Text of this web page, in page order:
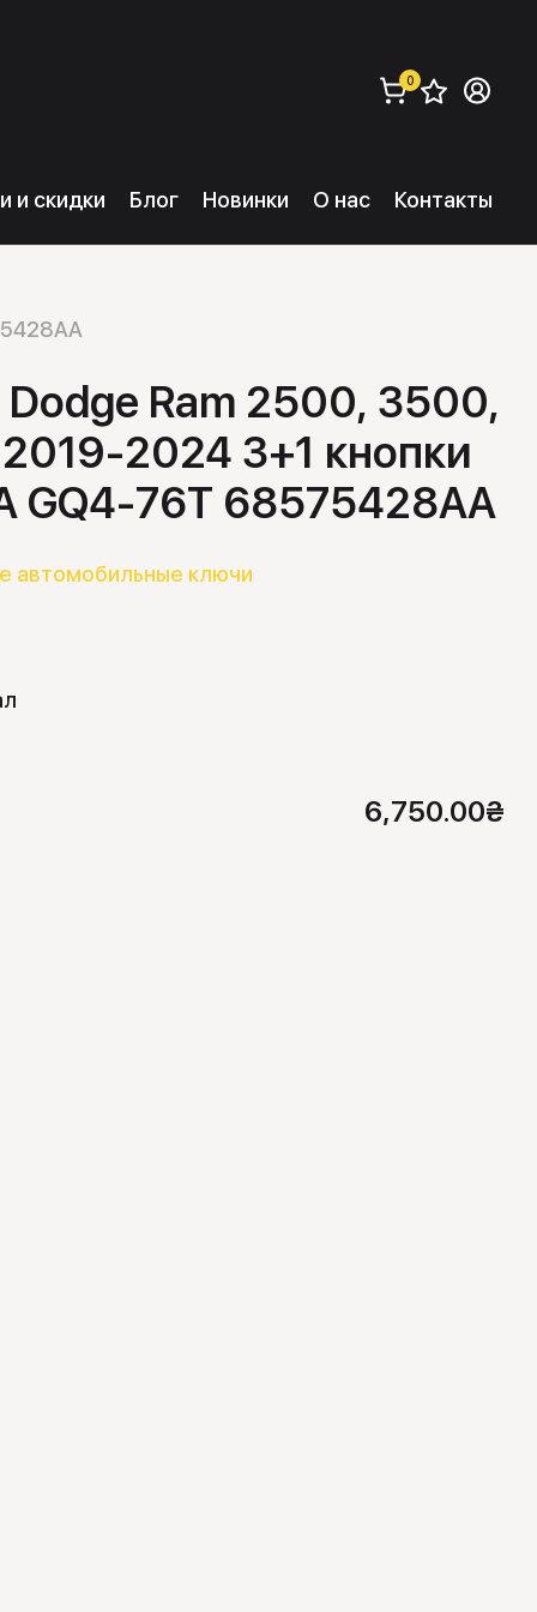
заказать (
0
и скидки Блог Новинки О нас Контакты
Ram 2500, 3500,
2024 3+1 кнопки
GQ4-76T 68575428AA
автомобильные ключи
6,750.00₴